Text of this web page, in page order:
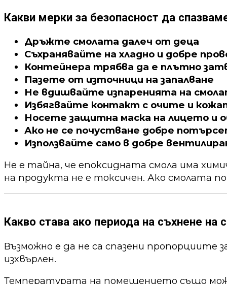
Какви мерки за безопасност да
Дръжте смолата далеч от деца
Съхранявайте на хладно и добре
Контейнера трябва да е плътно
Пазете от източници на запалване
Не вдишвайте изпаренията на
Избягвайте контакт с очите и
Носете защитна маска на лицето и
Ако не се почустване добре
Използвайте само в добре
Не е тайна, че епоксидната смола има
на продукта не е токсичен. Ако смолата
Какво става ако периода на съхнене
Възможно е да не са спазени пропорциите
изхвърлен.
Температурата на помещението също